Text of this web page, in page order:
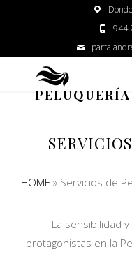
944
HOME » Servicios de
La sensibilidad
protagonistas en la